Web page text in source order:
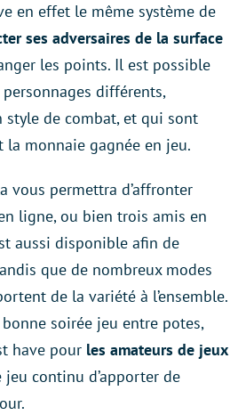
en effet le même système de
ses adversaires de la surface
les points. Il est possible
différents,
style de combat, et qui sont
monnaie gagnée en jeu.
vous permettra d’affronter
ligne, ou bien trois amis en
aussi disponible afin de
que de nombreux modes
de la variété à l’ensemble.
soirée jeu entre potes,
have pour les amateurs de jeux
jeu continu d’apporter de